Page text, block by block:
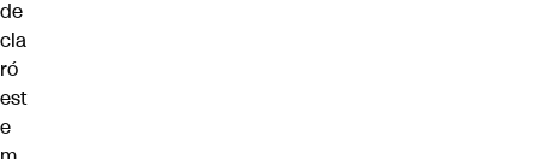
de
cla
ró
est
e